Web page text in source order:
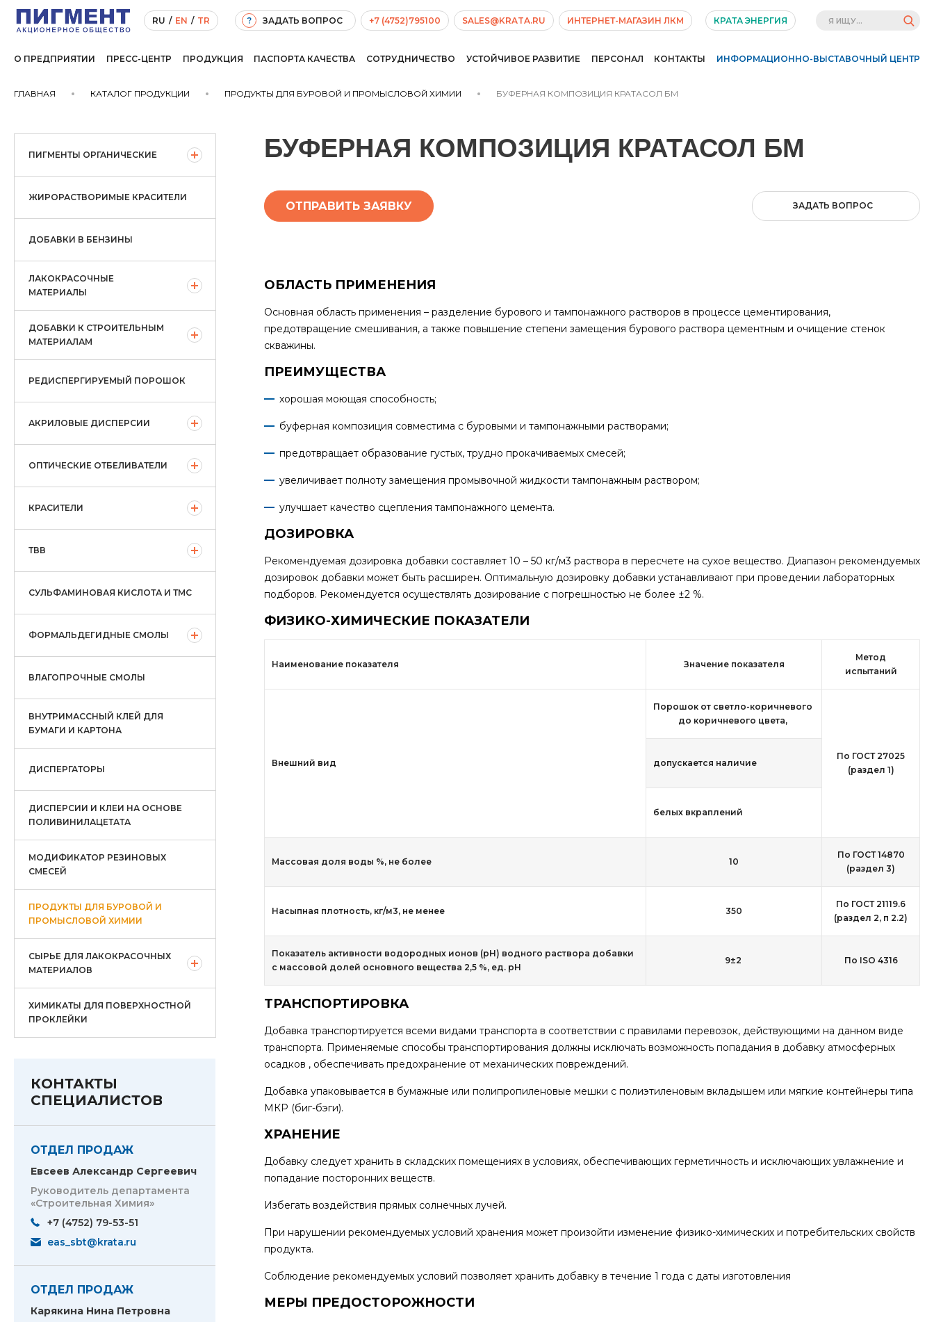
RU / EN / TR ? ЗАДАТЬ ВОПРОС +7 (4752)795100 SALES@KRATA.RU ИНТЕРНЕТ-МАГАЗИН ЛКМ КРАТА ЭНЕРГИЯ
О ПРЕДПРИЯТИИ ПРЕСС-ЦЕНТР ПРОДУКЦИЯ ПАСПОРТА КАЧЕСТВА СОТРУДНИЧЕСТВО УСТОЙЧИВОЕ РАЗВИТИЕ ПЕРСОНАЛ КОНТАКТЫ ИНФОРМАЦИОННО-ВЫСТАВОЧНЫЙ ЦЕНТР
ГЛАВНАЯ КАТАЛОГ ПРОДУКЦИИ ПРОДУКТЫ ДЛЯ БУРОВОЙ И ПРОМЫСЛОВОЙ ХИМИИ БУФЕРНАЯ КОМПОЗИЦИЯ КРАТАСОЛ БМ
ПИГМЕНТЫ ОРГАНИЧЕСКИЕ
ЖИРОРАСТВОРИМЫЕ КРАСИТЕЛИ
ДОБАВКИ В БЕНЗИНЫ
ЛАКОКРАСОЧНЫЕ
МАТЕРИАЛЫ
ДОБАВКИ К СТРОИТЕЛЬНЫМ
МАТЕРИАЛАМ
РЕДИСПЕРГИРУЕМЫЙ ПОРОШОК
АКРИЛОВЫЕ ДИСПЕРСИИ
ОПТИЧЕСКИЕ ОТБЕЛИВАТЕЛИ
КРАСИТЕЛИ
ТВВ
СУЛЬФАМИНОВАЯ КИСЛОТА И ТМС
ФОРМАЛЬДЕГИДНЫЕ СМОЛЫ
ВЛАГОПРОЧНЫЕ СМОЛЫ
ВНУТРИМАССНЫЙ КЛЕЙ ДЛЯ
БУМАГИ И КАРТОНА
ДИСПЕРГАТОРЫ
ДИСПЕРСИИ И КЛЕИ НА ОСНОВЕ
ПОЛИВИНИЛАЦЕТАТА
МОДИФИКАТОР РЕЗИНОВЫХ
СМЕСЕЙ
ПРОДУКТЫ ДЛЯ БУРОВОЙ И
ПРОМЫСЛОВОЙ ХИМИИ
СЫРЬЕ ДЛЯ ЛАКОКРАСОЧНЫХ
МАТЕРИАЛОВ
ХИМИКАТЫ ДЛЯ ПОВЕРХНОСТНОЙ
ПРОКЛЕЙКИ
КОНТАКТЫ
СПЕЦИАЛИСТОВ
ОТДЕЛ ПРОДАЖ
Евсеев Александр Сергеевич
Руководитель департамента
«Строительная Химия»
+7 (4752) 79-53-51
eas_sbt@krata.ru
ОТДЕЛ ПРОДАЖ
Карякина Нина Петровна
БУФЕРНАЯ КОМПОЗИЦИЯ КРАТАСОЛ БМ
ОТПРАВИТЬ ЗАЯВКУ ЗАДАТЬ ВОПРОС
ОБЛАСТЬ ПРИМЕНЕНИЯ
Основная область применения – разделение бурового и тампонажного растворов в процессе цементирования,
предотвращение смешивания, а также повышение степени замещения бурового раствора цементным и очищение стенок
скважины.
ПРЕИМУЩЕСТВА
хорошая моющая способность;
буферная композиция совместима с буровыми и тампонажными растворами;
предотвращает образование густых, трудно прокачиваемых смесей;
увеличивает полноту замещения промывочной жидкости тампонажным раствором;
улучшает качество сцепления тампонажного цемента.
ДОЗИРОВКА
Рекомендуемая дозировка добавки составляет 10 – 50 кг/м3 раствора в пересчете на сухое вещество. Диапазон рекомендуемых
дозировок добавки может быть расширен. Оптимальную дозировку добавки устанавливают при проведении лабораторных
подборов. Рекомендуется осуществлять дозирование с погрешностью не более ±2 %.
ФИЗИКО-ХИМИЧЕСКИЕ ПОКАЗАТЕЛИ
Наименование показателя Значение показателя
Метод
испытаний
Внешний вид
Порошок от светло-коричневого
до коричневого цвета,
По ГОСТ 27025
(раздел 1)
допускается наличие
белых вкраплений
Массовая доля воды %, не более 10
По ГОСТ 14870
(раздел 3)
Насыпная плотность, кг/м3, не менее 350
По ГОСТ 21119.6
(раздел 2, п 2.2)
Показатель активности водородных ионов (рН) водного раствора добавки
с массовой долей основного вещества 2,5 %, ед. рН
9±2 По ISO 4316
ТРАНСПОРТИРОВКА
Добавка транспортируется всеми видами транспорта в соответствии с правилами перевозок, действующими на данном виде
транспорта. Применяемые способы транспортирования должны исключать возможность попадания в добавку атмосферных
осадков , обеспечивать предохранение от механических повреждений.
Добавка упаковывается в бумажные или полипропиленовые мешки с полиэтиленовым вкладышем или мягкие контейнеры типа
МКР (биг-бэги).
ХРАНЕНИЕ
Добавку следует хранить в складских помещениях в условиях, обеспечивающих герметичность и исключающих увлажнение и
попадание посторонних веществ.
Избегать воздействия прямых солнечных лучей.
При нарушении рекомендуемых условий хранения может произойти изменение физико-химических и потребительских свойств
продукта.
Соблюдение рекомендуемых условий позволяет хранить добавку в течение 1 года с даты изготовления
МЕРЫ ПРЕДОСТОРОЖНОСТИ